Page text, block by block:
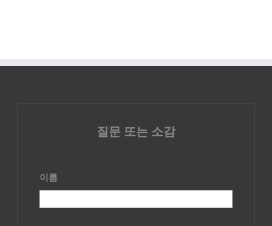
질문 또는 소감
이름